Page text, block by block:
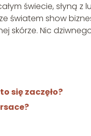
świecie, słyną z
światem show
skórze. Nic
się zaczęło?